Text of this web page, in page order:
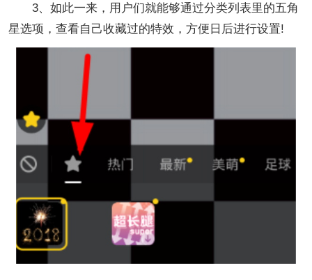
3、如此一来，用户们就能够通过分类列表里的五角
星选项，查看自己收藏过的特效，方便日后进行设置!